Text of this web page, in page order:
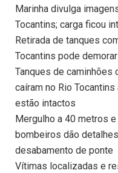
Marinha divulga
Tocantins; carga ficou
Retirada de tanques
Tocantins pode
Tanques de caminhões
caíram no Rio
estão intactos
Mergulho a 40 metros
bombeiros dão
desabamento de ponte
Vítimas localizadas e